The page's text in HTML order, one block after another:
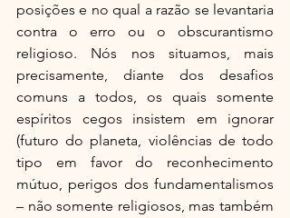
posições e no qual a razão se levantaria
contra o erro ou o obscurantismo
religioso. Nós nos situamos, mais
precisamente, diante dos desafios
comuns a todos, os quais somente
espíritos cegos insistem em ignorar
(futuro do planeta, violências de todo
tipo em favor do reconhecimento
mútuo, perigos dos fundamentalismos
– não somente religiosos, mas também